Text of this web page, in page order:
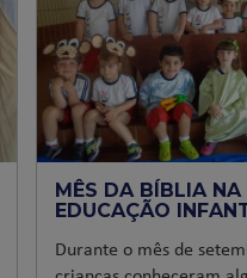
MÊS DA BÍBLIA NA
EDUCAÇÃO
Durante o mês de